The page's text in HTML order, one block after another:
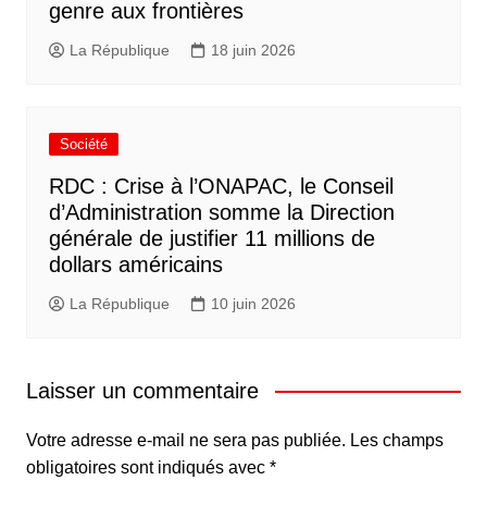
genre aux frontières
La République 18 juin 2026
Société
RDC : Crise à l’ONAPAC, le Conseil
d’Administration somme la Direction
générale de justifier 11 millions de
dollars américains
La République 10 juin 2026
Laisser un commentaire
Votre adresse e-mail ne sera pas publiée. Les champs
obligatoires sont indiqués avec *